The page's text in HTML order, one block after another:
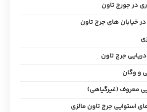
در جورج تاون
خیابان های جرج تاون
جرج تاون
و وگان
معروف (غیرگیاهی)
استوایی جرج تاون مالزی